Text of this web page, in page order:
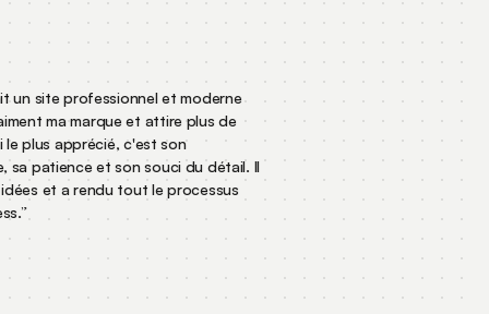
un site professionnel et moderne
ma marque et attire plus de
le plus apprécié, c'est son
sa patience et son souci du détail. Il
idées et a rendu tout le processus